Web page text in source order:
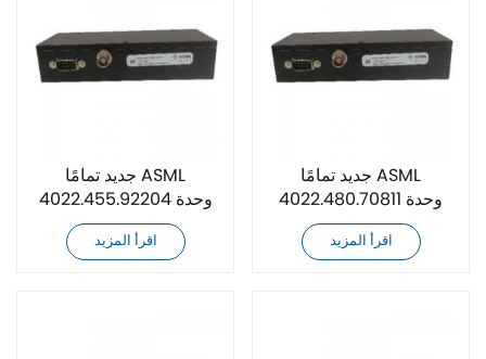
جديد تمامًا ASML
4022.455.92204 وحدة
التحكم في طاقة الليزر
اقرأ المزيد
جديد تمامًا ASML
4022.480.70811 وحدة
التحكم في طاقة الليزر
اقرأ المزيد